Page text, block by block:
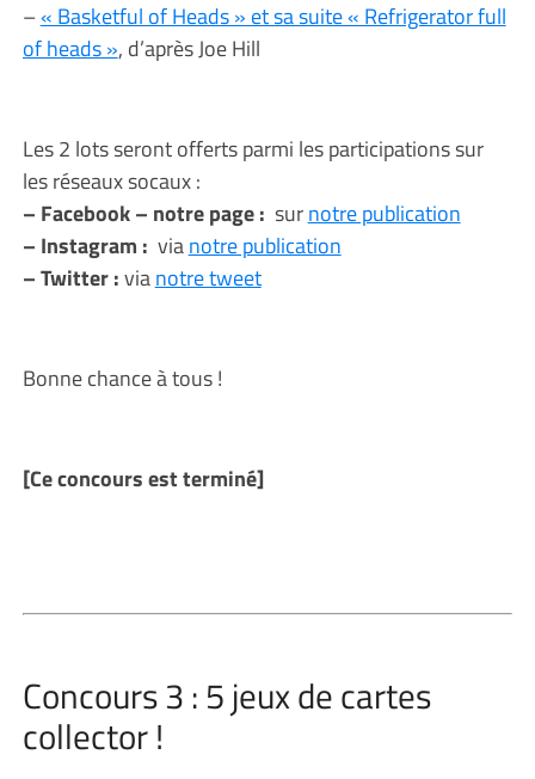
–« Basketful of Heads » et sa suite « Refrigerator full
of heads », d’après Joe Hill
Les 2 lots seront offerts parmi les participations sur
les réseaux socaux :
– Facebook – notre page : surnotre publication
– Instagram : vianotre publication
– Twitter :vianotre tweet
Bonne chance à tous !
[Ce concours est terminé]
Concours 3 : 5 jeux de cartes
collector !